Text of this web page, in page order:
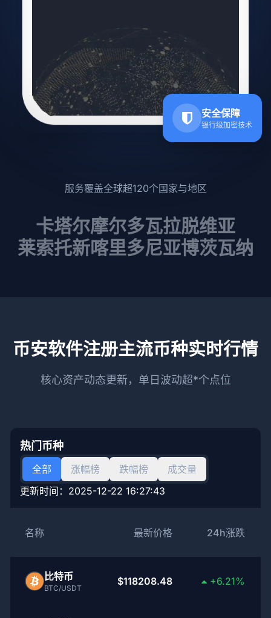
安全保障
银行级加密技术
服务覆盖全球超120个国家与地区
卡塔尔摩尔多瓦拉脱维亚
莱索托新喀里多尼亚博茨瓦纳
币安软件注册主流币种实时行情
核心资产动态更新，单日波动超*个点位
热门币种
全部 涨幅榜 跌幅榜
成交量
更新时间： 2025-12-22 16:27:43
名称 最新价格 24h涨跌
比特币
BTC/USDT
$118208.48 +6.21%